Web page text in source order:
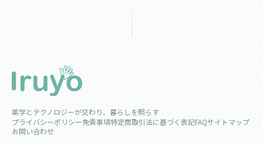
薬学とテクノロジーが交わり、暮らしを照らす
プライバシーポリシー免責事項特定商取引法に基づく表記FAQサイトマップ
お問い合わせ